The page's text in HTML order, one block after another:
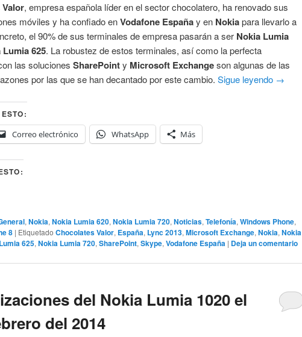
, empresa española líder en el sector chocolatero, ha renovado sus
móviles y ha confiado enVodafone Españay en Nokiapara llevarlo a
el 90% de sus terminales de empresa pasarán a ser Nokia Lumia
Lumia 625. La robustez de estos terminales, así como la perfecta
las soluciones SharePointy Microsoft Exchangeson algunas de las
por las que se han decantado por este cambio. Sigue leyendo →
Correo electrónico WhatsApp Más
, Nokia, Nokia Lumia 620, Nokia Lumia 720, Noticias, Telefonía, Windows Phone,
8 | Etiquetado Chocolates Valor, España, Lync 2013, Microsoft Exchange, Nokia, Nokia
625, Nokia Lumia 720, SharePoint, Skype, Vodafone España | Deja un comentario
del Nokia Lumia 1020 el
del 2014